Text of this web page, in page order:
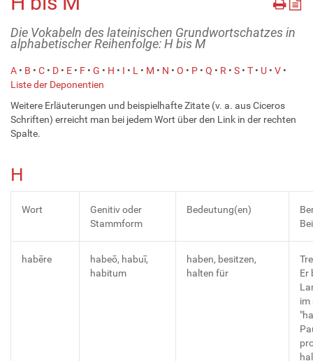
Die Vokabeln des lateinischen Grundwortschatzes in
alphabetischer Reihenfolge: H bis M
A • B • C • D • E • F • G • H • I • L • M • N • O • P • Q • R • S • T • U • V •
Liste der Deponentien
Weitere Erläuterungen und beispielhafte Zitate (v. a. aus Ciceros
Schriften) erreicht man bei jedem Wort über den Link in der rechten
Spalte.
H
Wort
Genitiv oder
Stammform
Bedeutung(en)
habēre
habeō, habuī,
habitum
haben, besitzen,
halten für
Er
im